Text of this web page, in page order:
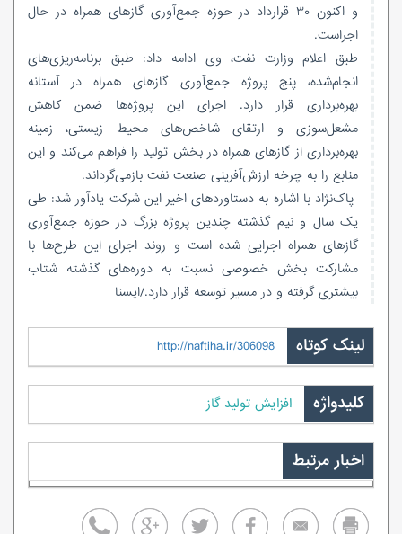
و اکنون ۳۰ قرارداد در حوزه جمع‌آوری گازهای همراه در حال
اجراست.
طبق اعلام وزارت نفت، وی ادامه داد: طبق برنامه‌ریزی‌های
انجام‌شده، پنج پروژه جمع‌آوری گازهای همراه در آستانه
بهره‌برداری قرار دارد. اجرای این پروژه‌ها ضمن کاهش
مشعل‌سوزی و ارتقای شاخص‌های محیط زیستی، زمینه
بهره‌برداری از گازهای همراه در بخش تولید را فراهم می‌کند و این
منابع را به چرخه ارزش‌آفرینی صنعت نفت بازمی‌گرداند.
پاک‌نژاد با اشاره به دستاوردهای اخیر این شرکت یادآور شد: طی
یک‌ سال‌ و نیم گذشته چندین پروژه بزرگ در حوزه جمع‌آوری
گازهای همراه اجرایی شده است و روند اجرای این طرح‌ها با
مشارکت بخش خصوصی نسبت به دوره‌های گذشته شتاب
بیشتری گرفته و در مسیر توسعه قرار دارد./ایسنا
لینک کوتاه http://naftiha.ir/306098
کلیدواژه افزایش تولید گاز
اخبار مرتبط